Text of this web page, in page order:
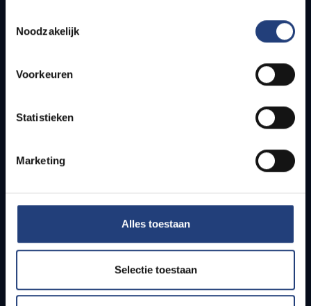
Noodzakelijk
Voorkeuren
Statistieken
Marketing
Alles toestaan
Selectie toestaan
Quick links
How to get to the VUB campuses
Students
PhD students
Teachers and secondary schools